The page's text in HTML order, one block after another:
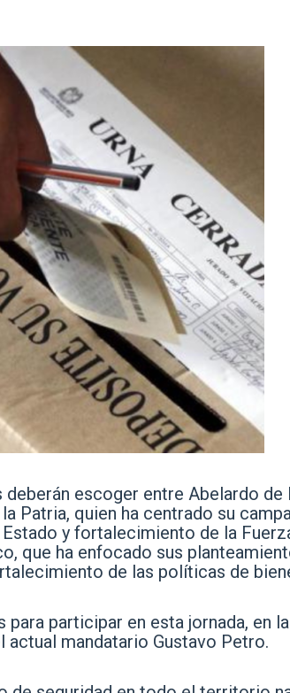
escoger entre Abelardo de
Patria, quien ha centrado su
y fortalecimiento de la
que ha enfocado sus
de las políticas de
participar en esta jornada, en
mandatario Gustavo Petro.